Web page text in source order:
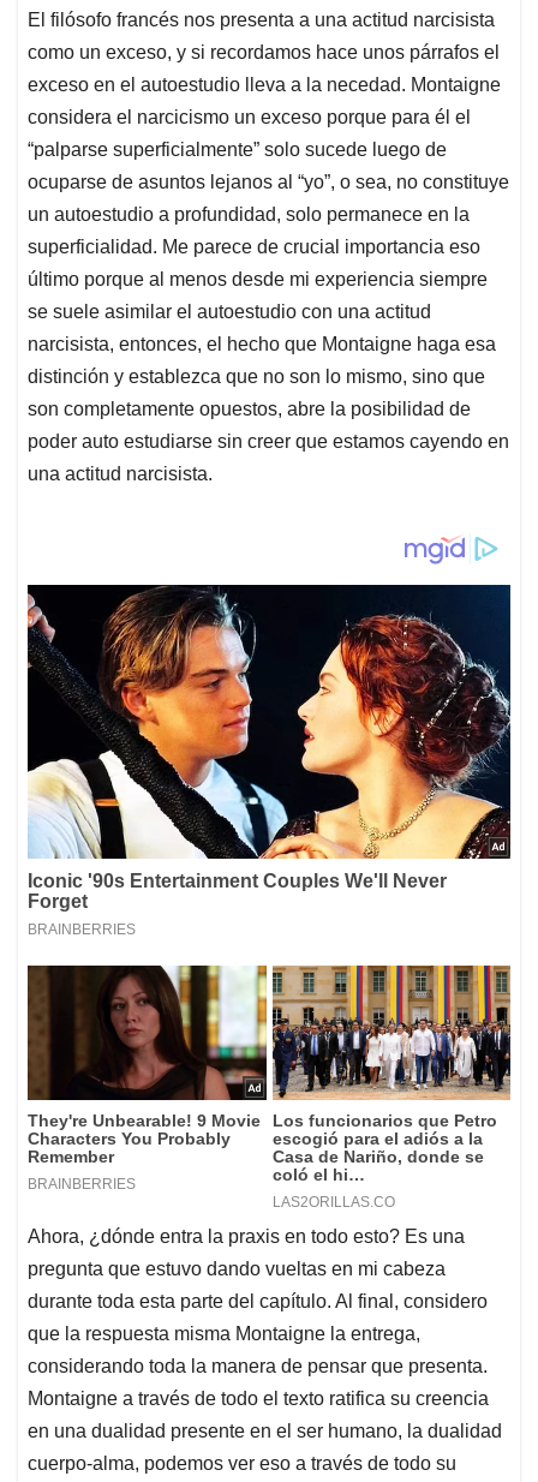
El filósofo francés nos presenta a una actitud narcisista
como un exceso, y si recordamos hace unos párrafos el
exceso en el autoestudio lleva a la necedad. Montaigne
considera el narcicismo un exceso porque para él el
“palparse superficialmente” solo sucede luego de
ocuparse de asuntos lejanos al “yo”, o sea, no constituye
un autoestudio a profundidad, solo permanece en la
superficialidad. Me parece de crucial importancia eso
último porque al menos desde mi experiencia siempre
se suele asimilar el autoestudio con una actitud
narcisista, entonces, el hecho que Montaigne haga esa
distinción y establezca que no son lo mismo, sino que
son completamente opuestos, abre la posibilidad de
poder auto estudiarse sin creer que estamos cayendo en
una actitud narcisista.
Ahora, ¿dónde entra la praxis en todo esto? Es una
pregunta que estuvo dando vueltas en mi cabeza
durante toda esta parte del capítulo. Al final, considero
que la respuesta misma Montaigne la entrega,
considerando toda la manera de pensar que presenta.
Montaigne a través de todo el texto ratifica su creencia
en una dualidad presente en el ser humano, la dualidad
cuerpo-alma, podemos ver eso a través de todo su